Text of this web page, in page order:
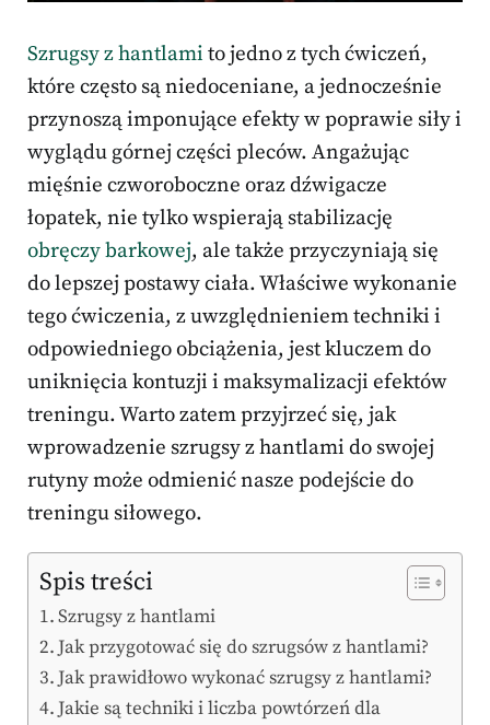
Szrugsy z hantlami to jedno z tych ćwiczeń,
które często są niedoceniane, a jednocześnie
przynoszą imponujące efekty w poprawie siły i
wyglądu górnej części pleców. Angażując
mięśnie czworoboczne oraz dźwigacze
łopatek, nie tylko wspierają stabilizację
obręczy barkowej, ale także przyczyniają się
do lepszej postawy ciała. Właściwe wykonanie
tego ćwiczenia, z uwzględnieniem techniki i
odpowiedniego obciążenia, jest kluczem do
uniknięcia kontuzji i maksymalizacji efektów
treningu. Warto zatem przyjrzeć się, jak
wprowadzenie szrugsy z hantlami do swojej
rutyny może odmienić nasze podejście do
treningu siłowego.
Spis treści
Szrugsy z hantlami
Jak przygotować się do szrugsów z hantlami?
Jak prawidłowo wykonać szrugsy z hantlami?
Jakie są techniki i liczba powtórzeń dla